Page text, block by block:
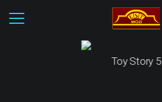
Toy Story 5